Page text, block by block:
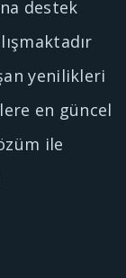
destek
yenilikleri
en güncel
ile